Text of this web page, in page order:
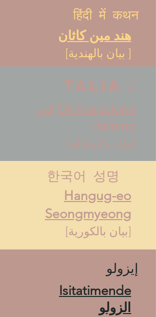
हिंदी में कथन
هند مين كاثان
[ بيان بالهندية]
أنا talia
Dichiarazione في
I taliano
[بيان بالإيطالية]
한국어 성명
Hangug-eo
Seongmyeong
[بيان بالكورية]
إيزولو
Isitatimende
الزولو